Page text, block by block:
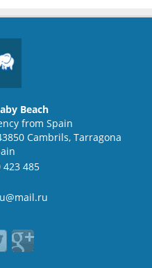
Beach
from Spain
Cambrils, Tarragona
423 485